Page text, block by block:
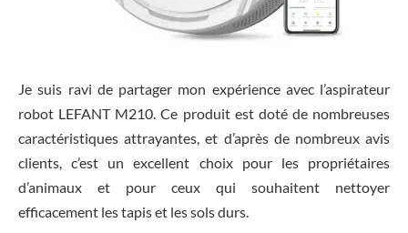
Je suis ravi de partager mon expérience avec l’aspirateur
robot LEFANT M210. Ce produit est doté de nombreuses
caractéristiques attrayantes, et d’après de nombreux avis
clients, c’est un excellent choix pour les propriétaires
d’animaux et pour ceux qui souhaitent nettoyer
efficacement les tapis et les sols durs.